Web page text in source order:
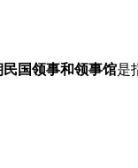
民国领事和领事馆是